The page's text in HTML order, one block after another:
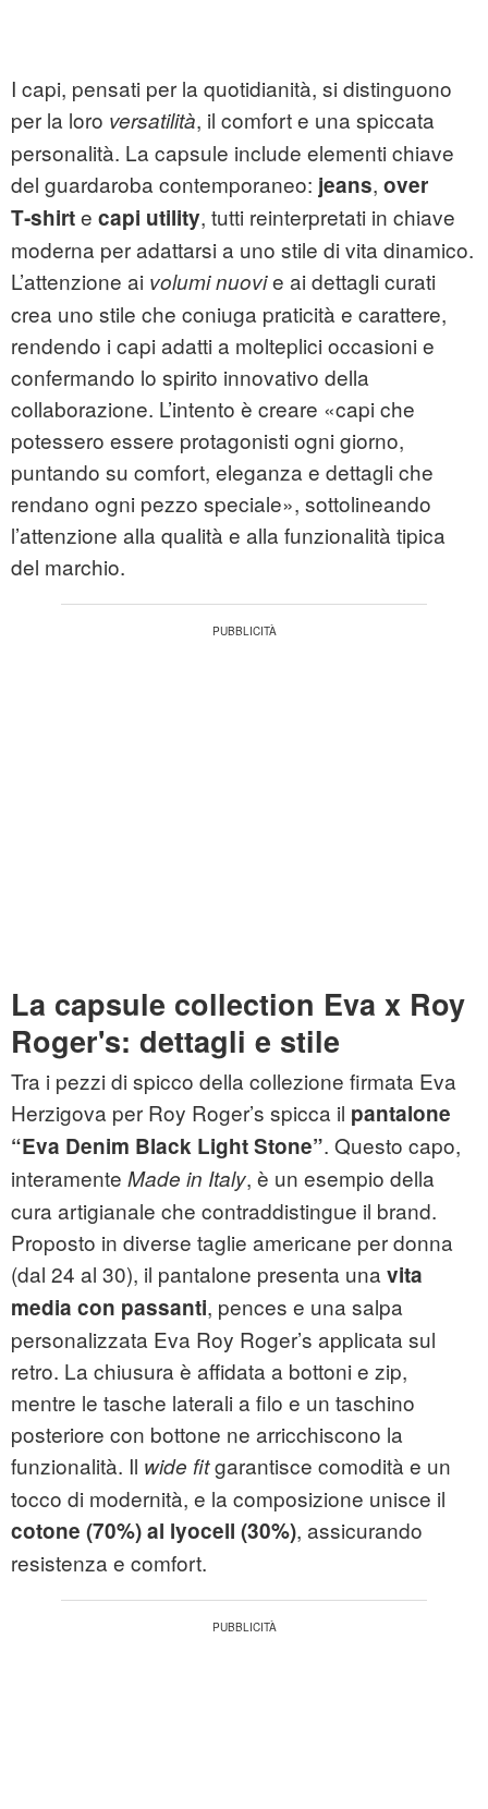
I capi, pensati per la quotidianità, si distinguono
per la loro versatilità, il comfort e una spiccata
personalità. La capsule include elementi chiave
del guardaroba contemporaneo: jeans, over
T‑shirte capi utility, tutti reinterpretati in chiave
moderna per adattarsi a uno stile di vita dinamico.
L’attenzione ai volumi nuovie ai dettagli curati
crea uno stile che coniuga praticità e carattere,
rendendo i capi adatti a molteplici occasioni e
confermando lo spirito innovativo della
collaborazione. L’intento è creare «capi che
potessero essere protagonisti ogni giorno,
puntando su comfort, eleganza e dettagli che
rendano ogni pezzo speciale», sottolineando
l’attenzione alla qualità e alla funzionalità tipica
del marchio.
La capsule collection Eva x Roy
Roger's: dettagli e stile
Tra i pezzi di spicco della collezione firmata Eva
Herzigova per Roy Roger’s spicca il pantalone
“Eva Denim Black Light Stone”. Questo capo,
interamente Made in Italy, è un esempio della
cura artigianale che contraddistingue il brand.
Proposto in diverse taglie americane per donna
(dal 24 al 30), il pantalone presenta una vita
media con passanti, pences e una salpa
personalizzata Eva Roy Roger’s applicata sul
retro. La chiusura è affidata a bottoni e zip,
mentre le tasche laterali a filo e un taschino
posteriore con bottone ne arricchiscono la
funzionalità. Il wide fitgarantisce comodità e un
tocco di modernità, e la composizione unisce il
cotone (70%) al lyocell (30%), assicurando
resistenza e comfort.